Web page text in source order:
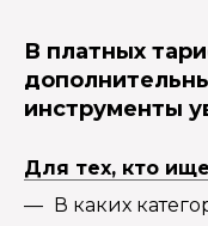
В платных
инструменты
Для тех, кто
В каких